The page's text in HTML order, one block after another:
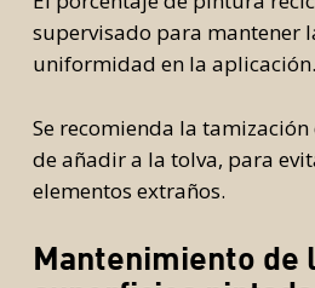
supervisado para mantener
uniformidad en la aplicación.
Se recomienda la
de añadir a la tolva, para
elementos extraños.
Mantenimiento de